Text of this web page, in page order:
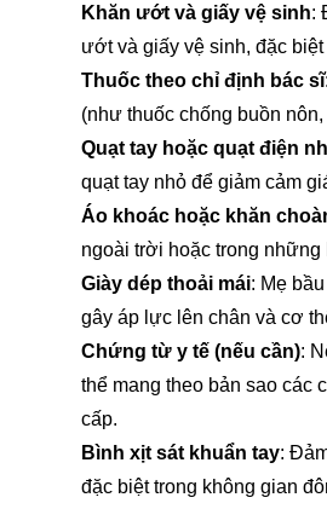
Khăn ướt và giấy vệ sinh:
ướt và giấy vệ sinh, đặc
Thuốc theo chỉ định bác sĩ
(như thuốc chống buồn
Quạt tay hoặc quạt điện
quạt tay nhỏ để giảm cảm
Áo khoác hoặc khăn
ngoài trời hoặc trong
Giày dép thoải mái: Mẹ
gây áp lực lên chân và cơ
Chứng từ y tế (nếu cần):
thể mang theo bản sao các
cấp.
Bình xịt sát khuẩn tay:
đặc biệt trong không gian